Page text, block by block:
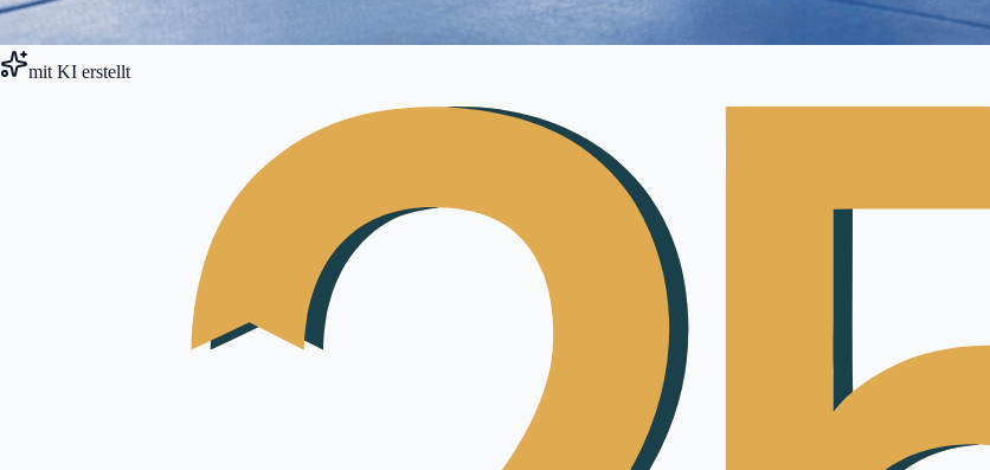
mit KI erstellt